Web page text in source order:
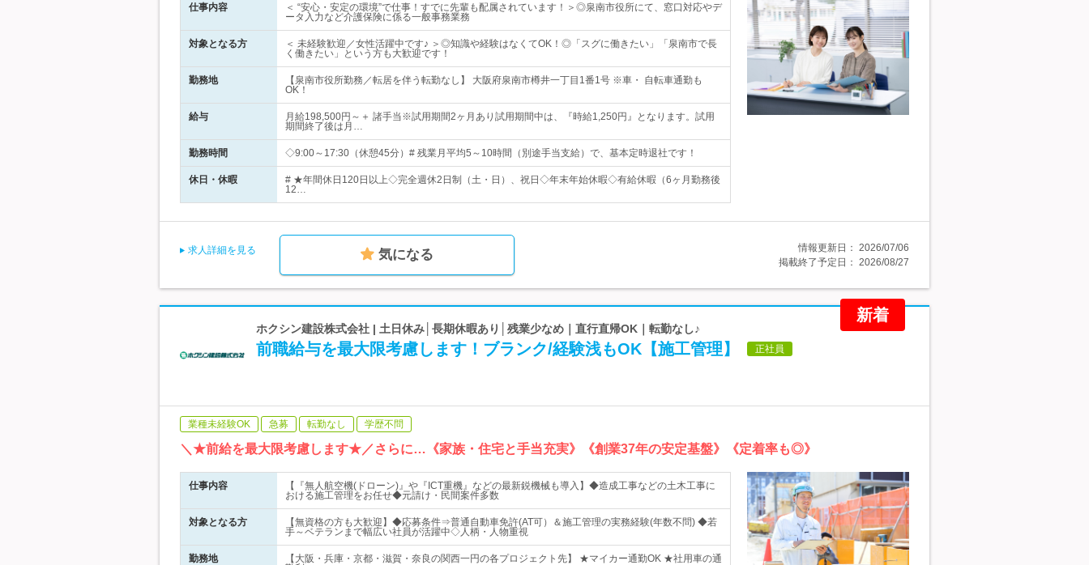
仕事内容
＜ “安心・安定の環境”で仕事！すでに先輩も配属されています！＞◎泉南市役所にて、窓口対応やデ
ータ入力など介護保険に係る一般事務業務
対象となる方
＜ 未経験歓迎／女性活躍中です♪ ＞◎知識や経験はなくてOK！◎「スグに働きたい」「泉南市で長
く働きたい」という方も大歓迎です！
勤務地
【泉南市役所勤務／転居を伴う転勤なし】 大阪府泉南市樽井一丁目1番1号 ※車・ 自転車通勤も
OK！
給与
月給198,500円～＋ 諸手当※試用期間2ヶ月あり試用期間中は、『時給1,250円』となります。試用
期間終了後は月…
勤務時間 ◇9:00～17:30（休憩45分）# 残業月平均5～10時間（別途手当支給）で、基本定時退社です！
休日・休暇
# ★年間休日120日以上◇完全週休2日制（土・日）、祝日◇年末年始休暇◇有給休暇（6ヶ月勤務後
12…
求人詳細を見る 気になる 情報更新日： 2026/07/06
掲載終了予定日： 2026/08/27
新着
ホクシン建設株式会社 | 土日休み│長期休暇あり│残業少なめ｜直行直帰OK｜転勤なし♪
前職給与を最大限考慮します！ブランク/経験浅もOK【施工管理】 正社員
業種未経験OK 急募 転勤なし 学歴不問
＼★前給を最大限考慮します★／さらに…《家族・住宅と手当充実》《創業37年の安定基盤》《定着率も◎》
仕事内容
【『無人航空機(ドローン)』や『ICT重機』などの最新鋭機械も導入】◆造成工事などの土木工事に
おける施工管理をお任せ◆元請け・民間案件多数
対象となる方
【無資格の方も大歓迎】◆応募条件⇒普通自動車免許(AT可）＆施工管理の実務経験(年数不問) ◆若
手～ベテランまで幅広い社員が活躍中◇人柄・人物重視
勤務地
【大阪・兵庫・京都・滋賀・奈良の関西一円の各プロジェクト先】 ★マイカー通勤OK ★社用車の通